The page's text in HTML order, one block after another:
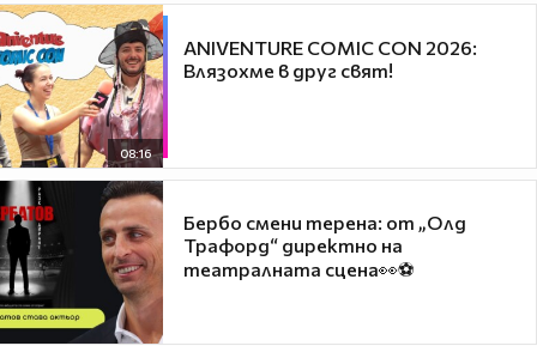
08:16
ANIVENTURE COMIC CON 2026:
Влязохме в друг свят!
Бербо смени терена: от „Олд
Трафорд“ директно на
театралната сцена👀⚽